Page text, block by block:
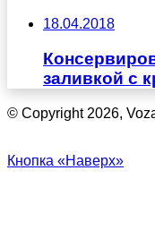
18.04.2018
заливкой с
© Copyright 2026,
Кнопка «Наверх»